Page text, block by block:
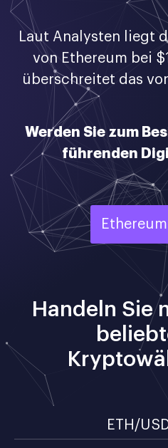
Laut Analysten liegt
von Ethereum bei
überschreitet das
Werden Sie zum
führenden
Handeln Sie
ETH/